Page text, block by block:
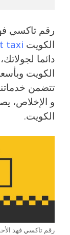
رقم تاكسي
الكويت taxi
دائما
الكويت
تتضمن
و الإخلاص،
الكويت.
رقم تاكسي فهد